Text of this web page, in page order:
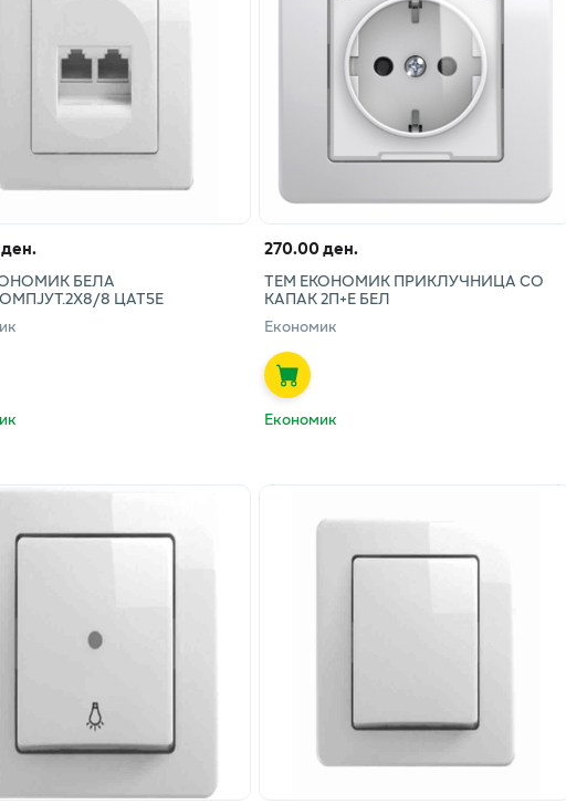
БЕЛА
8 ЦАТ5Е
270.00 ден.
ТЕМ ЕКОНОМИК ПРИКЛУЧНИЦА СО
КАПАК 2П+Е БЕЛ
Економик
Економик